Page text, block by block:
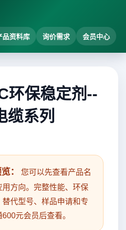
品资料库 询价需求 会员中心
环保稳定剂--
缆系列
：
您可以先查看产品名
方向。完整性能、环保
代型号、样品申请和专
元会员后查看。